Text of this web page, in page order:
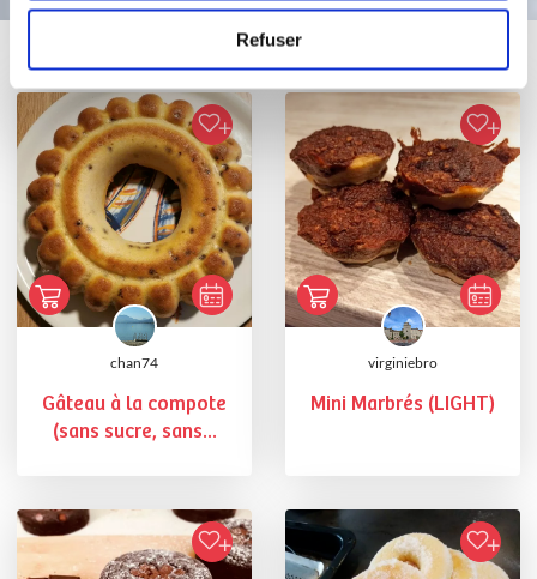
Refuser
Vous aimerez aussi ...
chan74
Gâteau à la compote
(sans sucre, sans...
virginiebro
Mini Marbrés (LIGHT)